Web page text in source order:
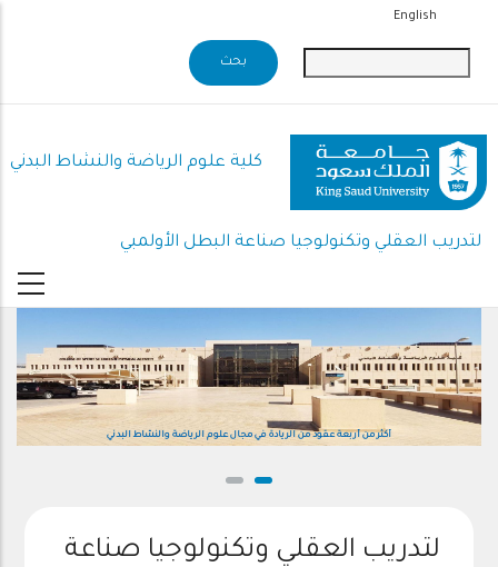
English
كلية علوم الرياضة والنشاط البدني
لتدريب العقلي وتكنولوجيا صناعة البطل الأولمبي
أكثر من أربعة عقود من الريادة في مجال علوم الرياضة والنشاط البدني
لتدريب العقلي وتكنولوجيا صناعة